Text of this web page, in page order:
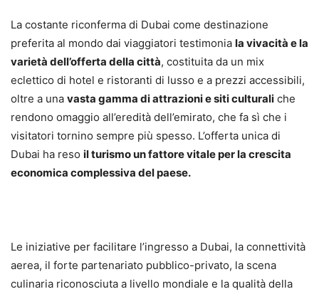
La costante riconferma di Dubai come destinazione
preferita al mondo dai viaggiatori testimonia la vivacità e la
varietà dell’offerta della città, costituita da un mix
eclettico di hotel e ristoranti di lusso e a prezzi accessibili,
oltre a una vasta gamma di attrazioni e siti culturali che
rendono omaggio all’eredità dell’emirato, che fa sì che i
visitatori tornino sempre più spesso. L’offerta unica di
Dubai ha reso il turismo un fattore vitale per la crescita
economica complessiva del paese.
Le iniziative per facilitare l’ingresso a Dubai, la connettività
aerea, il forte partenariato pubblico-privato, la scena
culinaria riconosciuta a livello mondiale e la qualità della